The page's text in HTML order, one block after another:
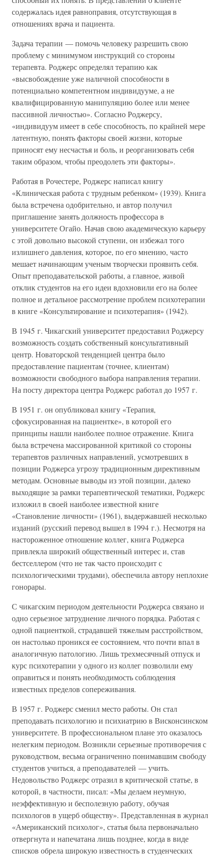
содержалась идея равноправия, отсутствующая в
отношениях врача и пациента.
Задача терапии — помочь человеку разрешить свою
проблему с минимумом инструкций со стороны
терапевта. Роджерс определял терапию как
«высвобождение уже наличной способности в
потенциально компетентном индивидууме, а не
квалифицированную манипуляцию более или менее
пассивной личностью». Согласно Роджерсу,
«индивидуум имеет в себе способность, по крайней мере
латентную, понять факторы своей жизни, которые
приносят ему несчастья и боль, и реорганизовать себя
таким образом, чтобы преодолеть эти факторы».
Работая в Рочестере, Роджерс написал книгу
«Клиническая работа с трудным ребенком» (1939). Книга
была встречена одобрительно, и автор получил
приглашение занять должность профессора в
университете Огайо. Начав свою академическую карьеру
с этой довольно высокой ступени, он избежал того
излишнего давления, которое, по его мнению, часто
мешает начинающим ученым творчески проявить себя.
Опыт преподавательской работы, а главное, живой
отклик студентов на его идеи вдохновили его на более
полное и детальное рассмотрение проблем психотерапии
в книге «Консультирование и психотерапия» (1942).
В 1945 г. Чикагский университет предоставил Роджерсу
возможность создать собственный консультативный
центр. Новаторской тенденцией центра было
предоставление пациентам (точнее, клиентам)
возможности свободного выбора направления терапии.
На посту директора центра Роджерс работал до 1957 г.
В 1951 г. он опубликовал книгу «Терапия,
сфокусированная на пациентке», в которой его
принципы нашли наиболее полное отражение. Книга
была встречена массированной критикой со стороны
терапевтов различных направлений, усмотревших в
позиции Роджерса угрозу традиционным директивным
методам. Основные выводы из этой позиции, далеко
выходящие за рамки терапевтической тематики, Роджерс
изложил в своей наиболее известной книге
«Становление личности» (1961), выдержавшей несколько
изданий (русский перевод вышел в 1994 г.). Несмотря на
настороженное отношение коллег, книга Роджерса
привлекла широкий общественный интерес и, став
бестселлером (что не так часто происходит с
психологическими трудами), обеспечила автору неплохие
гонорары.
С чикагским периодом деятельности Роджерса связано и
одно серьезное затруднение личного порядка. Работая с
одной пациенткой, страдавшей тяжелым расстройством,
он настолько проникся ее состоянием, что почти впал в
аналогичную патологию. Лишь трехмесячный отпуск и
курс психотерапии у одного из коллег позволили ему
оправиться и понять необходимость соблюдения
известных пределов сопереживания.
В 1957 г. Роджерс сменил место работы. Он стал
преподавать психологию и психиатрию в Висконсинском
университете. В профессиональном плане это оказалось
нелегким периодом. Возникли серьезные противоречия с
руководством, весьма ограниченно понимавшим свободу
студентов учиться, а преподавателей — учить.
Недовольство Роджерс отразил в критической статье, в
которой, в частности, писал: «Мы делаем неумную,
неэффективную и бесполезную работу, обучая
психологов в ущерб обществу». Представленная в журнал
«Американский психолог», статья была первоначально
отвергнута и напечатана лишь позднее, когда в виде
списков обрела широкую известность в студенческих